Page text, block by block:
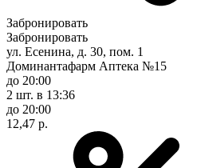
Забронировать
Забронировать
ул. Есенина, д. 30, пом. 1
Доминантафарм Аптека №15
до 20:00
2 шт. в 13:36
до 20:00
12,47 р.